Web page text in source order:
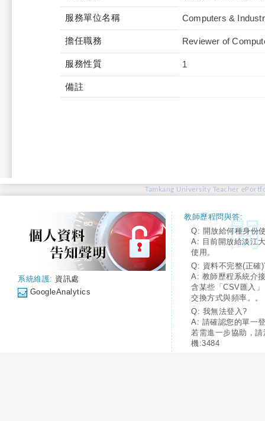
服務單位名稱 Computers &
擔任職務 Reviewer of
服務性質 1
備註
Tamkang University Teacher
系統維護: 資訊處
GoogleAnalytics
教師歷程問與答:
Q: 開放給何種身份
A: 目前開放給淡江
使用。
Q: 資料不完整(正確
A: 教師歷程系統介
含某些「CSV匯入
交換方式與頻率。。
Q: 我無法登入?
A: 請確認您的單一
若需進一步協助，
機:3484